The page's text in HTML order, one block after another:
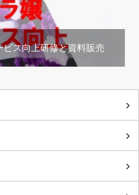
ス向上研修と資料販売